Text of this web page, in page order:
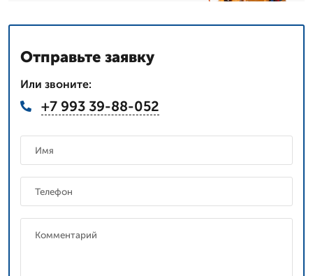
Отправьте заявку
Или звоните:
+7 993 39-88-052